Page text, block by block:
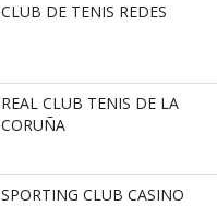
CLUB DE TENIS REDES
REAL CLUB TENIS DE LA
CORUÑA
SPORTING CLUB CASINO